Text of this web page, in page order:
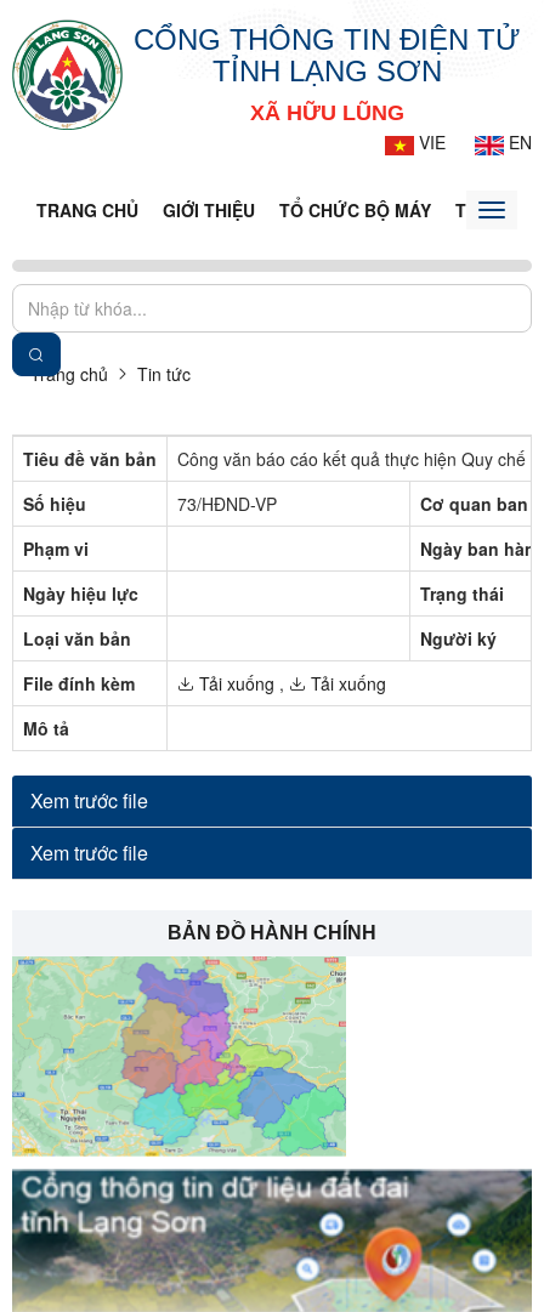
CỔNG THÔNG TIN ĐIỆN TỬ
TỈNH LẠNG SƠN
XÃ HỮU LŨNG
VIE
EN
TRANG CHỦ GIỚI THIỆU TỔ CHỨC BỘ MÁY TIN TỨC -
Toggle
Trang chủ Tin tức
Tiêu đề văn bản
Công văn báo cáo kết quả thực hiện Quy chế
Số hiệu
73/HĐND-VP
Cơ quan ban
Phạm vi
Ngày ban
Ngày hiệu lực
Trạng thái
Loại văn bản
Người ký
File đính kèm
Tải xuống ,
Tải xuống
Mô tả
Xem trước file
Xem trước file
BẢN ĐỒ HÀNH CHÍNH